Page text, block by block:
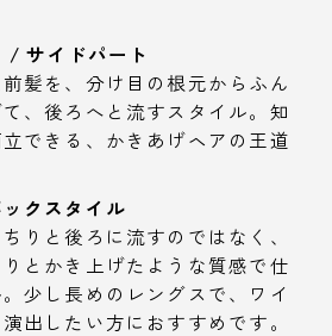
/ サイドパート
髪を、分け目の根元からふん
、後ろへと流すスタイル。知
できる、かきあげヘアの王道
クスタイル
りと後ろに流すのではなく、
とかき上げたような質感で仕
。少し長めのレングスで、ワイ
出したい方におすすめです。